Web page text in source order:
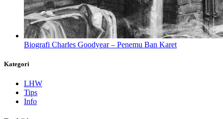
Biografi Charles Goodyear – Penemu Ban Karet
Kategori
LHW
Tips
Info